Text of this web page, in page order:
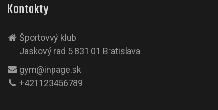
Kontakty
Športovvý klub
Jaskový rad 5 831 01 Bratislava
gym@inpage.sk
+421123456789